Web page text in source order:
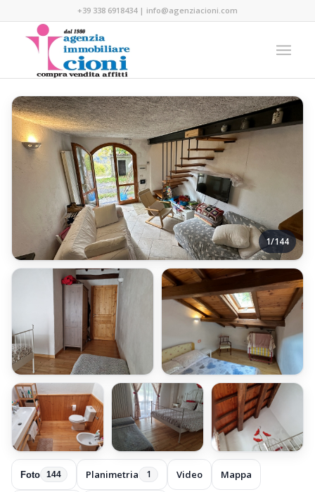
+39 338 6918434| info@agenziacioni.com
1/144
+138 foto
Foto 144 Planimetria 1 Video Mappa